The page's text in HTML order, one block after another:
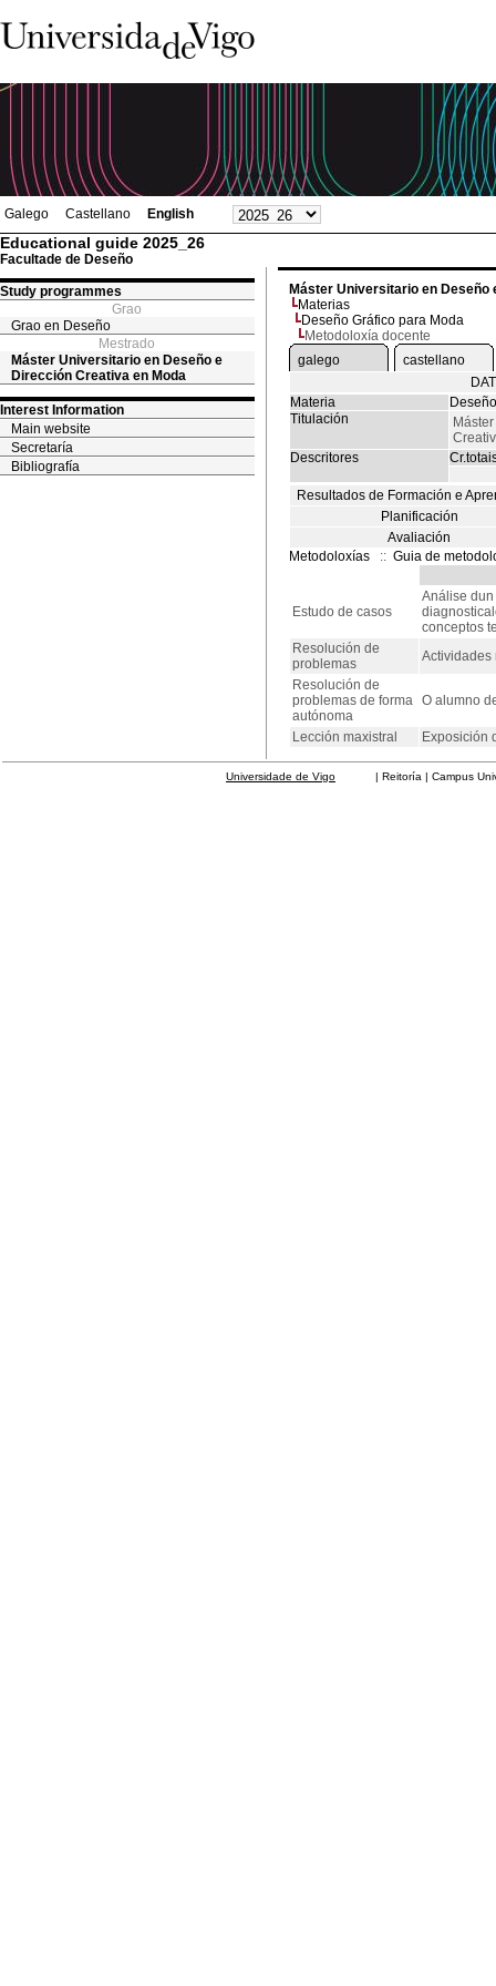
Galego Castellano English
Educational guide 2025_26
Facultade de Deseño
Study programmes
Grao
Grao en Deseño
Mestrado
Máster Universitario en Deseño e
Dirección Creativa en Moda
Interest Information
Main website
Secretaría
Bibliografía
Máster Universitario en Deseño
Materias
Deseño Gráfico para Moda
Metodoloxía docente
galego
castellano
Materia
Titulación
Descritores
Resultados de Formación e
Planificación
Avaliación
Metodoloxías
:: Guia de
Estudo de casos
Análise
conceptos
Resolución de
problemas
Actividades
Resolución de
problemas de forma
autónoma
O alumno
Lección maxistral Exposición
Universidade de Vigo | Reitoría | Campus